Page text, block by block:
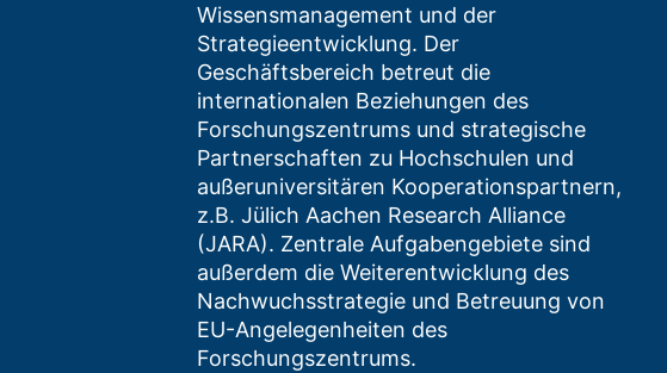
Wissensmanagement und der
Strategieentwicklung. Der
Geschäftsbereich betreut die
internationalen Beziehungen des
Forschungszentrums und strategische
Partnerschaften zu Hochschulen und
außeruniversitären Kooperationspartnern,
z.B. Jülich Aachen Research Alliance
(JARA). Zentrale Aufgabengebiete sind
außerdem die Weiterentwicklung des
Nachwuchsstrategie und Betreuung von
EU-Angelegenheiten des
Forschungszentrums.